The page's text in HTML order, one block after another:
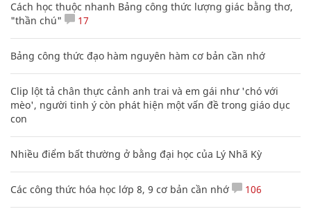
Cách học thuộc nhanh Bảng công thức lượng giác bằng thơ,
"thần chú"
17
Bảng công thức đạo hàm nguyên hàm cơ bản cần nhớ
Clip lột tả chân thực cảnh anh trai và em gái như 'chó với
mèo', người tinh ý còn phát hiện một vấn đề trong giáo dục
con
Nhiều điểm bất thường ở bằng đại học của Lý Nhã Kỳ
Các công thức hóa học lớp 8, 9 cơ bản cần nhớ 106